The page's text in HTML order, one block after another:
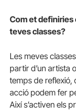
Com et definiries
teves classes?
Les meves
partir d’un artista
temps de reflexió,
acció podem fer
Així s’activen els